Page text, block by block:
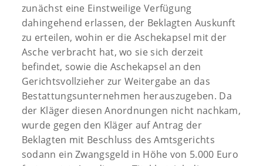
zunächst eine Einstweilige Verfügung
dahingehend erlassen, der Beklagten Auskunft
zu erteilen, wohin er die Aschekapsel mit der
Asche verbracht hat, wo sie sich derzeit
befindet, sowie die Aschekapsel an den
Gerichtsvollzieher zur Weitergabe an das
Bestattungsunternehmen herauszugeben. Da
der Kläger diesen Anordnungen nicht nachkam,
wurde gegen den Kläger auf Antrag der
Beklagten mit Beschluss des Amtsgerichts
sodann ein Zwangsgeld in Höhe von 5.000 Euro